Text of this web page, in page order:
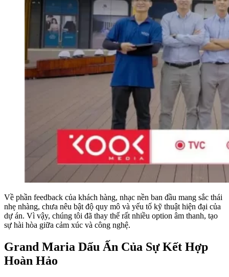
Về phần feedback của khách hàng, nhạc nền ban đầu mang sắc thái
nhẹ nhàng, chưa nêu bật độ quy mô và yếu tố kỹ thuật hiện đại của
dự án. Vì vậy, chúng tôi đã thay thế rất nhiều option âm thanh, tạo
sự hài hòa giữa cảm xúc và công nghệ.
Grand Maria Dấu Ấn Của Sự Kết Hợp
Hoàn Hảo